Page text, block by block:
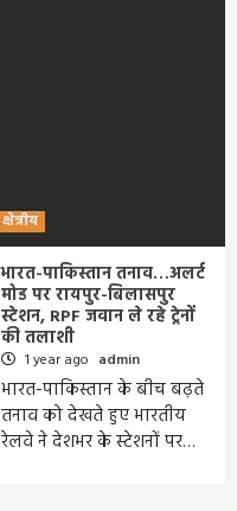
क्षेत्रीय
भारत-पाकिस्तान तनाव…अलर्ट
मोड पर रायपुर-बिलासपुर
स्टेशन, RPF जवान ले रहे ट्रेनों
की तलाशी
1 year ago admin
भारत-पाकिस्तान के बीच बढ़ते
तनाव को देखते हुए भारतीय
रेलवे ने देशभर के स्टेशनों पर…